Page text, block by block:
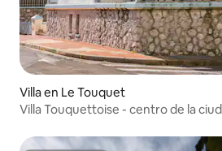
Villa en Le Touquet
Villa Touquettoise - centro de la